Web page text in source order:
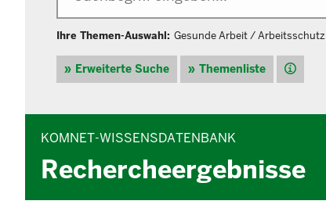
Ihre Themen-Auswahl: Gesunde Arbeit / Arbeitsschutz
Erweiterte Suche Themenliste Hilfe
KOMNET-WISSENSDATENBANK
Rechercheergebnisse